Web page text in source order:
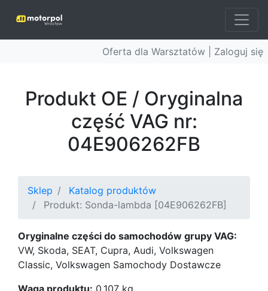
Oferta dla Warsztatów | Zaloguj się
Produkt OE / Oryginalna
część VAG nr:
04E906262FB
Sklep
Katalog produktów
Produkt: Sonda-lambda [04E906262FB]
Oryginalne części do samochodów grupy VAG:
VW, Skoda, SEAT, Cupra, Audi, Volkswagen
Classic, Volkswagen Samochody Dostawcze
Waga produktu: 0.107 kg